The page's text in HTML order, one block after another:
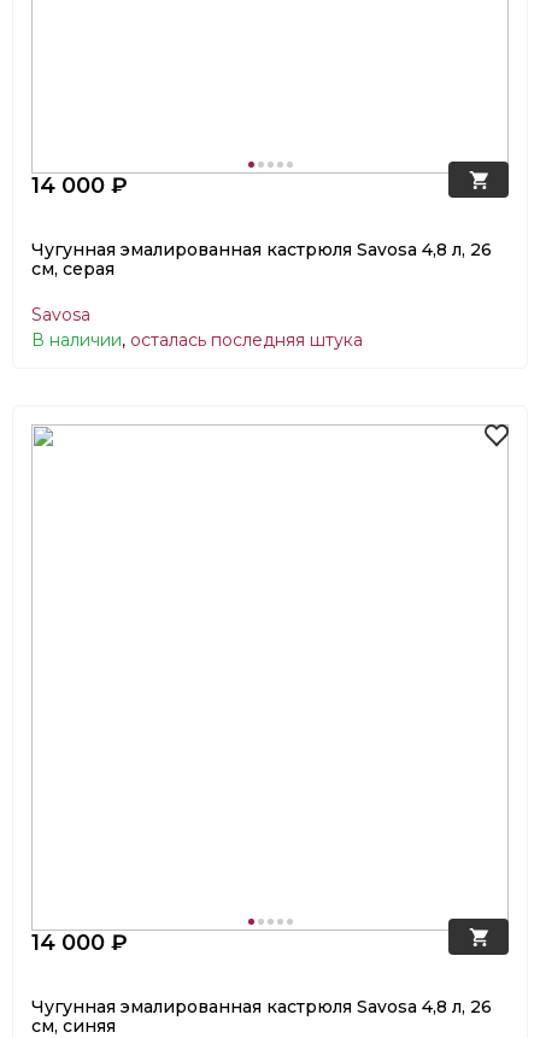
14 000 ₽
Чугунная эмалированная кастрюля Savosa 4,8 л, 26
см, серая
Savosa
В наличии, осталась последняя штука
14 000 ₽
Чугунная эмалированная кастрюля Savosa 4,8 л, 26
см, синяя